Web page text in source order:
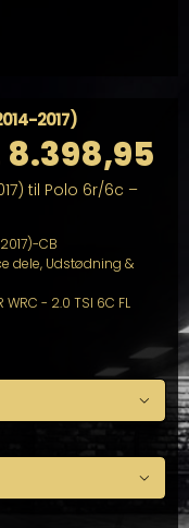
2017)
8.398,95
til Polo 6r/6c –
CB
dele, Udstødning &
- 2.0 TSI 6C FL

